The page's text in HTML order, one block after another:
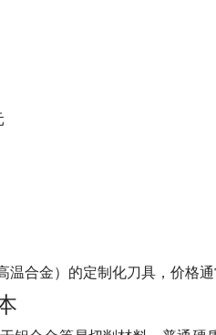
合金）的定制化刀具，价格